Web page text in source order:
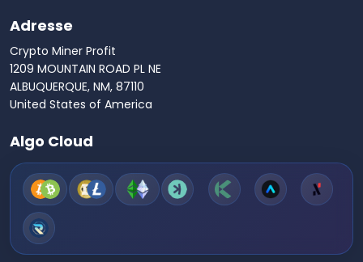
Adresse
Crypto Miner Profit
1209 MOUNTAIN ROAD PL NE
ALBUQUERQUE, NM, 87110
United States of America
Algo Cloud